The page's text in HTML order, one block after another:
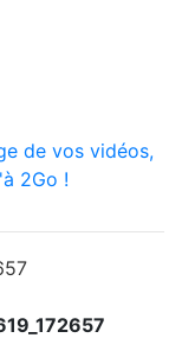
de vos vidéos,
2Go !